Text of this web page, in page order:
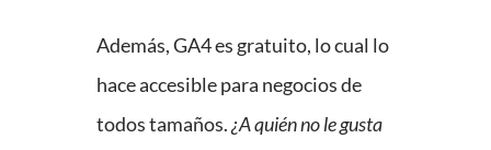
Además, GA4 es gratuito, lo cual lo
hace accesible para negocios de
todos tamaños.¿A quién no le gusta